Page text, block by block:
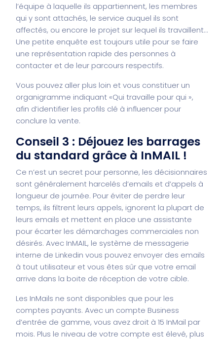
l’équipe à laquelle ils appartiennent, les membres
qui y sont attachés, le service auquel ils sont
affectés, ou encore le projet sur lequel ils travaillent…
Une petite enquête est toujours utile pour se faire
une représentation rapide des personnes à
contacter et de leur parcours respectifs.
Vous pouvez aller plus loin et vous constituer un
organigramme indiquant «Qui travaille pour qui »,
afin d’identifier les profils clé à influencer pour
conclure la vente.
Conseil 3 : Déjouez les barrages
du standard grâce à InMAIL !
Ce n’est un secret pour personne, les décisionnaires
sont généralement harcelés d’emails et d’appels à
longueur de journée. Pour éviter de perdre leur
temps, ils filtrent leurs appels, ignorent la plupart de
leurs emails et mettent en place une assistante
pour écarter les démarchages commerciales non
désirés. Avec InMAIL, le système de messagerie
interne de Linkedin vous pouvez envoyer des emails
à tout utilisateur et vous êtes sûr que votre email
arrive dans la boite de réception de votre cible.
Les InMails ne sont disponibles que pour les
comptes payants. Avec un compte Business
d’entrée de gamme, vous avez droit à 15 InMail par
mois. Plus le niveau de votre compte est élevé, plus